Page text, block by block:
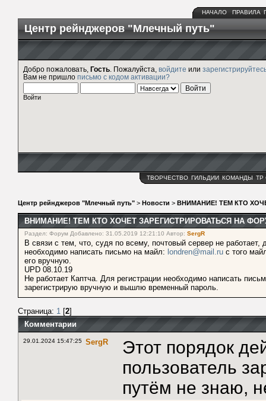
НАЧАЛО ПРАВИЛА
Центр рейнджеров "Млечный путь"
Добро пожаловать, Гость . Пожалуйста, войдите или
Вам не пришло письмо с кодом активации?
Войти
ТВОРЧЕСТВО ГИЛЬДИИ КОМАНДЫ ТР
Центр рейнджеров "Млечный путь" > Новости > ВНИМАНИЕ! ТЕМ КТО
ВНИМАНИЕ! ТЕМ КТО ХОЧЕТ ЗАРЕГИСТРИРОВАТЬСЯ НА
Раздел: Форум Добавлено: 31.05.2019 12:21:10 Автор: SergR
В связи с тем, что, судя по всему, почтовый сервер не
необходимо написать письмо на майл: londren@mail.ru с того
его вручную.
UPD 08.10.19
Не работает Каптча. Для регистрации необходимо написать
зарегистрирую вручную и вышлю временный пароль.
Страница: 1 [2]
Комментарии
29.01.2024 15:47:25 SergR
Этот порядок
пользователь
путём не знаю,